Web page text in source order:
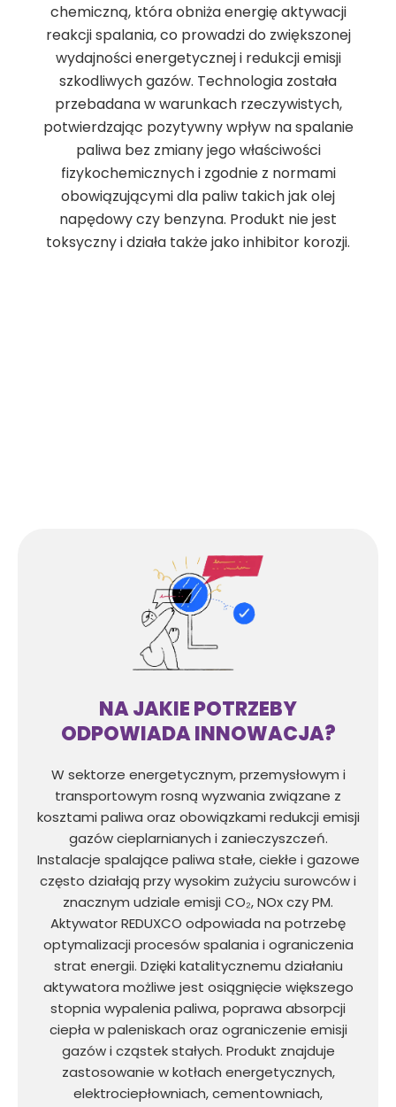
chemiczną, która obniża energię aktywacji
reakcji spalania, co prowadzi do zwiększonej
wydajności energetycznej i redukcji emisji
szkodliwych gazów. Technologia została
przebadana w warunkach rzeczywistych,
potwierdzając pozytywny wpływ na spalanie
paliwa bez zmiany jego właściwości
fizykochemicznych i zgodnie z normami
obowiązującymi dla paliw takich jak olej
napędowy czy benzyna. Produkt nie jest
toksyczny i działa także jako inhibitor korozji.
NA JAKIE POTRZEBY
ODPOWIADA INNOWACJA?
W sektorze energetycznym, przemysłowym i
transportowym rosną wyzwania związane z
kosztami paliwa oraz obowiązkami redukcji emisji
gazów cieplarnianych i zanieczyszczeń.
Instalacje spalające paliwa stałe, ciekłe i gazowe
często działają przy wysokim zużyciu surowców i
znacznym udziale emisji CO₂, NOx czy PM.
Aktywator REDUXCO odpowiada na potrzebę
optymalizacji procesów spalania i ograniczenia
strat energii. Dzięki katalitycznemu działaniu
aktywatora możliwe jest osiągnięcie większego
stopnia wypalenia paliwa, poprawa absorpcji
ciepła w paleniskach oraz ograniczenie emisji
gazów i cząstek stałych. Produkt znajduje
zastosowanie w kotłach energetycznych,
elektrociepłowniach, cementowniach,